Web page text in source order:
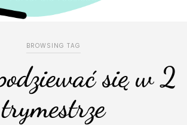
BROWSING TAG
się w 2
trymestrze